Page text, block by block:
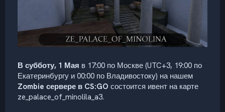
В субботу, 1 Мая в 17:00 по Москве (UTC+3, 19:00 по
Екатеринбургу и 00:00 по Владивостоку) на нашем
Zombie сервере в CS:GO состоится ивент на карте
ze_palace_of_minolila_a3.